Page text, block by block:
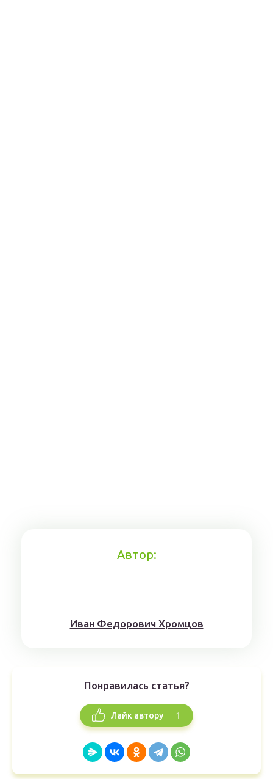
Автор:
Иван Федорович Хромцов
Понравилась статья?
Лайк автору 1